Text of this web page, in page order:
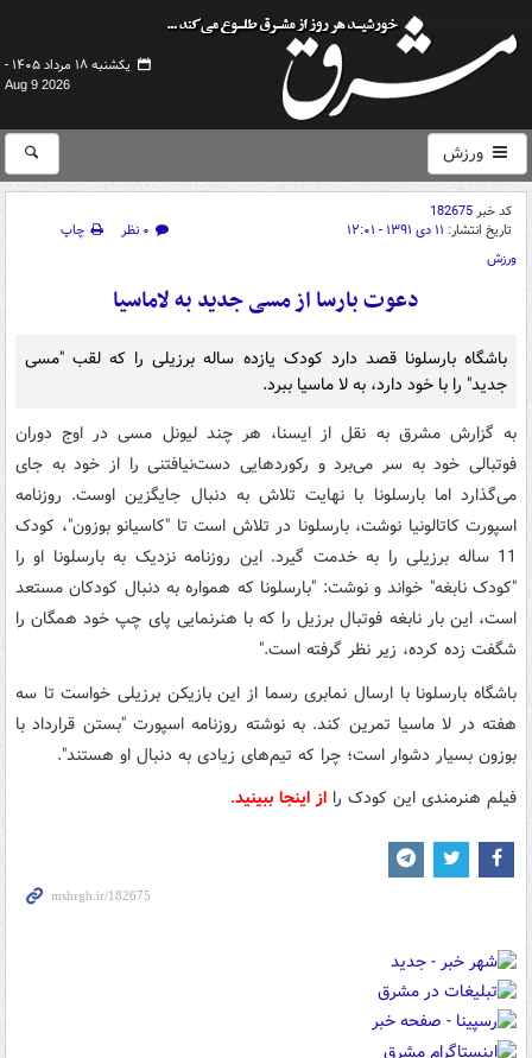
یکشنبه ۱۸ مرداد ۱۴۰۵ -
Aug 9 2026
ورزش
کد خبر182675
تاریخ انتشار: ۱۱ دی ۱۳۹۱ - ۱۲:۰۱ ۰ نظر
چاپ
ورزش
دعوت بارسا از مسی جدید به لاماسیا
باشگاه بارسلونا قصد دارد کودک یازده ساله برزیلی را که لقب "مسی
جدید" را با خود دارد، به لا ماسیا ببرد.
به گزارش مشرق به نقل از ایسنا، هر چند لیونل مسی در اوج دوران
فوتبالی خود به سر می‌برد و رکوردهایی دست‌نیافتنی را از خود به جای
می‌گذارد اما بارسلونا با نهایت تلاش به دنبال جایگزین اوست. روزنامه‌
اسپورت کاتالونیا نوشت، بارسلونا در تلاش است تا "کاسیانو بوزون"، کودک
11 ساله برزیلی را به خدمت گیرد. این روزنامه‌ نزدیک به بارسلونا او را
"کودک نابغه" خواند و نوشت: "بارسلونا که همواره به دنبال کودکان مستعد
است، این بار نابغه فوتبال برزیل را که با هنرنمایی پای چپ خود همگان را
شگفت زده کرده، زیر نظر گرفته است."
باشگاه بارسلونا با ارسال نمابری رسما از این بازیکن برزیلی خواست تا سه
هفته‌ در لا ماسیا تمرین کند. به نوشته روزنامه‌ اسپورت "بستن قرارداد با
بوزون بسیار دشوار است؛ چرا که تیم‌های زیادی به دنبال او هستند".
فیلم هنرمندی این کودک را از اینجا ببینید.